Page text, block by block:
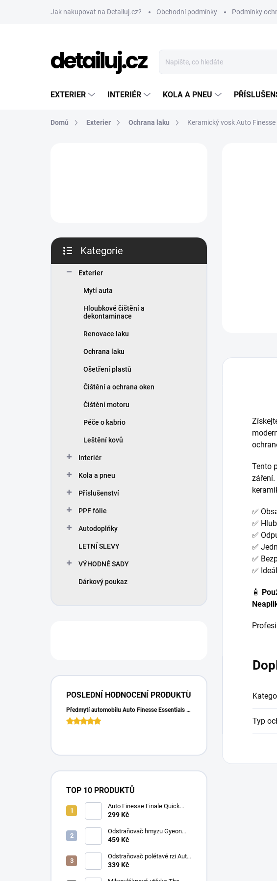
Jak nakupovat na Detailuj.cz? Obchodní podmínky Podmínky
EXTERIER INTERIÉR KOLA A PNEU
Domů Exterier Ochrana laku Keramický vosk Auto
p
n
kategorie
Kategorie
Exterier
Mytí auta
Hloubkové čištění a
dekontaminace
Renovace laku
Ochrana laku
Ošetření plastů
Čištění a ochrana oken
Čištění motoru
Péče o kabrio
Leštění kovů
Interiér
Kola a pneu
Příslušenství
PPF fólie
Autodoplňky
LETNÍ SLEVY
VÝHODNÉ SADY
Dárkový poukaz
POSLEDNÍ HODNOCENÍ PRODUKTŮ
Předmytí automobilu Auto Finesse Essentials Pre-Wash (500 ml)
TOP 10 PRODUKTŮ
Auto Finesse Finale Quick
Detailer (500 ml)
299 Kč
Odstraňovač hmyzu Gyeon
Q2M Bug&Grime (1 L)
459 Kč
Odstraňovač polétavé rzi Auto
Finesse Iron Out
339 Kč
Tento
✅
✅
✅
✅
✅
✅
🧴
Typ